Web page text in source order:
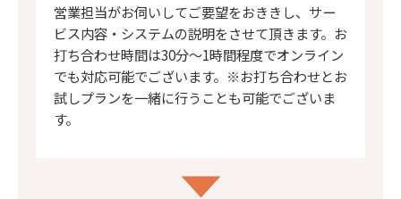
営業担当がお伺いしてご要望をおききし、サー
ビス内容・システムの説明をさせて頂きます。お
打ち合わせ時間は30分〜1時間程度でオンライン
でも対応可能でございます。※お打ち合わせとお
試しプランを一緒に行うことも可能でございま
す。